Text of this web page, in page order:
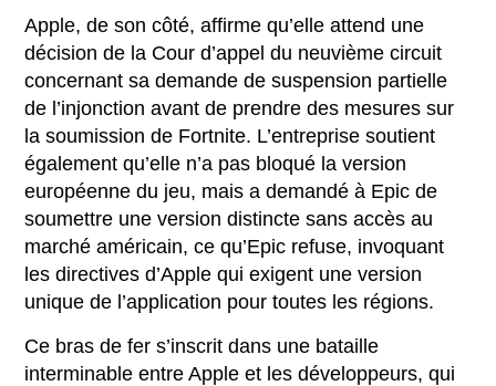
Apple, de son côté, affirme qu’elle attend une
décision de la Cour d’appel du neuvième circuit
concernant sa demande de suspension partielle
de l’injonction avant de prendre des mesures sur
la soumission de Fortnite. L’entreprise soutient
également qu’elle n’a pas bloqué la version
européenne du jeu, mais a demandé à Epic de
soumettre une version distincte sans accès au
marché américain, ce qu’Epic refuse, invoquant
les directives d’Apple qui exigent une version
unique de l’application pour toutes les régions.
Ce bras de fer s’inscrit dans une bataille
interminable entre Apple et les développeurs, qui